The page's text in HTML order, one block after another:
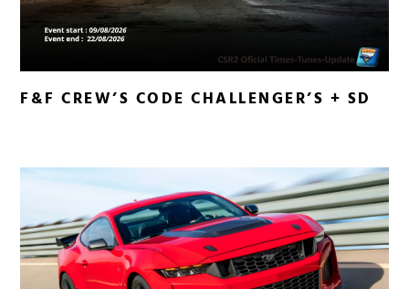
F&F CREW’S CODE CHALLENGER’S + SD